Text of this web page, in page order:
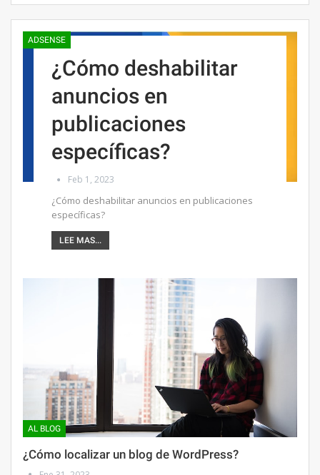
ADSENSE
¿Cómo deshabilitar
anuncios en
publicaciones
específicas?
Feb 1, 2023
¿Cómo deshabilitar anuncios en publicaciones
específicas?
LEE MAS...
AL BLOG
¿Cómo localizar un blog de WordPress?